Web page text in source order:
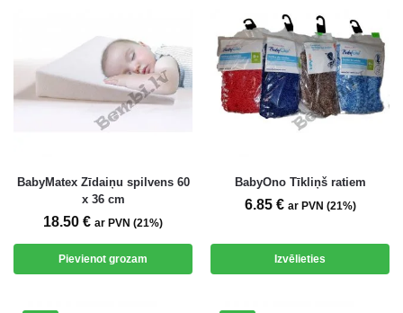
BabyMatex Zīdaiņu spilvens 60
x 36 cm
18.50 € ar PVN (21%)
Pievienot grozam
BabyOno Tīkliņš ratiem
6.85 € ar PVN (21%)
Izvēlieties